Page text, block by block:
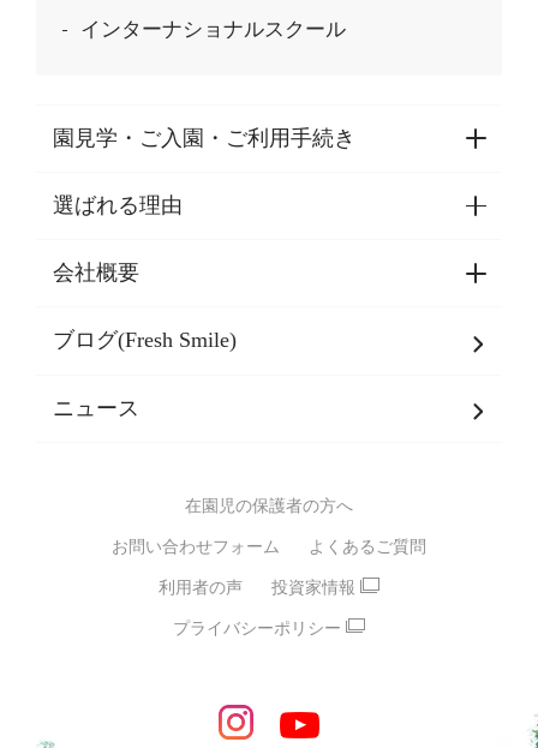
インターナショナルスクール
園見学・ご入園・ご利用手続き
園見学・ご入園・ご利用手続き
東京都認証保育所空き状況
選ばれる理由
選ばれる理由一覧
乳児期・幼児期・
バイリンガル保育園
スポーツ保育園
モンテッソーリ式保育園
STEAMS保育・学童
えいご
めざせ！バイリンガル！
会社概要
会社概要
SDGsについて
ブログ(Fresh Smile)
ニュース
在園児の保護者の方へ
お問い合わせフォーム よくあるご質問
利用者の声 投資家情報
プライバシーポリシー